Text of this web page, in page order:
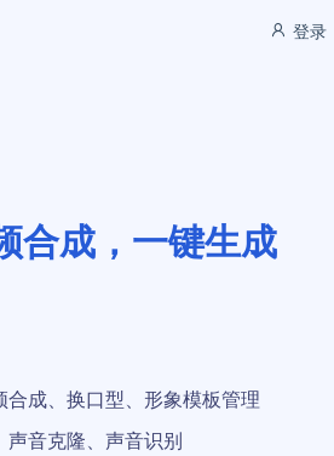
登录
合成，一键生成
合成、换口型、形象模板管理
声音克隆、声音识别